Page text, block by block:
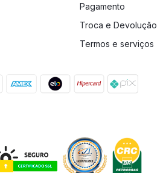
Pagamento
Troca e Devolução
Termos e serviços